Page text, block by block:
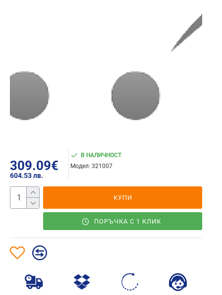
309.09€
604.53 лв.
В НАЛИЧНОСТ
Модел: 321007
КУПИ
ПОРЪЧКА С 1 КЛИК